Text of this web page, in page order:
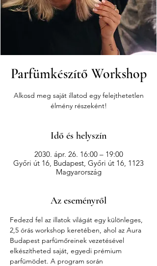
Parfümkészítő Workshop
Alkosd meg saját illatod egy felejthetetlen
élmény részeként!
Idő és helyszín
2030. ápr. 26. 16:00 – 19:00
Győri út 16, Budapest, Győri út 16, 1123
Magyarország
Az eseményről
Fedezd fel az illatok világát egy különleges,
2,5 órás workshop keretében, ahol az Aura
Budapest parfümőreinek vezetésével
elkészítheted saját, egyedi prémium
parfümödet. A program során